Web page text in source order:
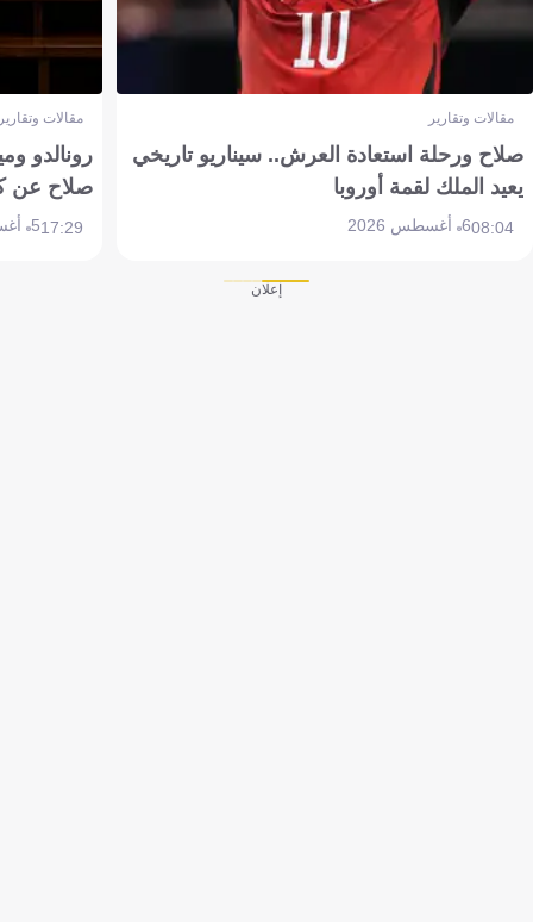
مقالات وتقارير
صلاح ورحلة استعادة العرش.. سيناريو تاريخي
يعيد الملك لقمة أوروبا
08:046 أغسطس 2026
مقالات
رونالدو
صلاح عن
17:295 أغسطس 2026
إعلان